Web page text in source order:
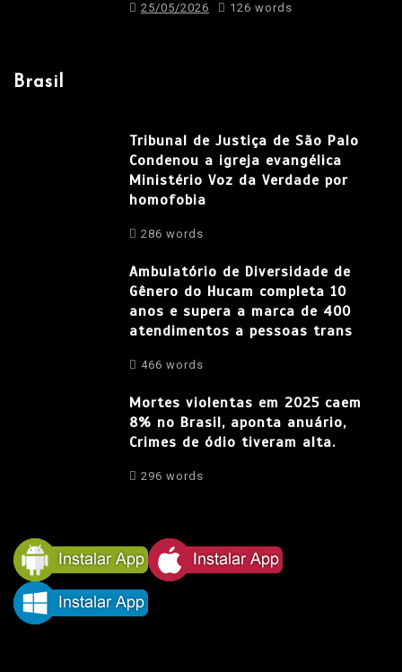
25/05/2026 126 words
Brasil
Tribunal de Justiça de São Palo
Condenou a igreja evangélica
Ministério Voz da Verdade por
homofobia
286 words
Ambulatório de Diversidade de
Gênero do Hucam completa 10
anos e supera a marca de 400
atendimentos a pessoas trans
466 words
Mortes violentas em 2025 caem
8% no Brasil, aponta anuário,
Crimes de ódio tiveram alta.
296 words